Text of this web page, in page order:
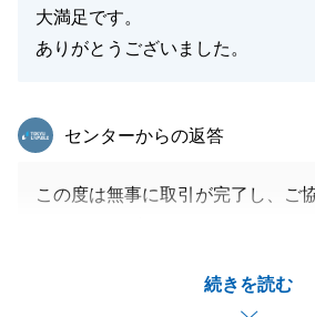
大満足です。
ありがとうございました。
続きを読む
東急リバブル
センターからの返答
この度は無事に取引が完了し、ご
今後も今回の取引にて得た経験を